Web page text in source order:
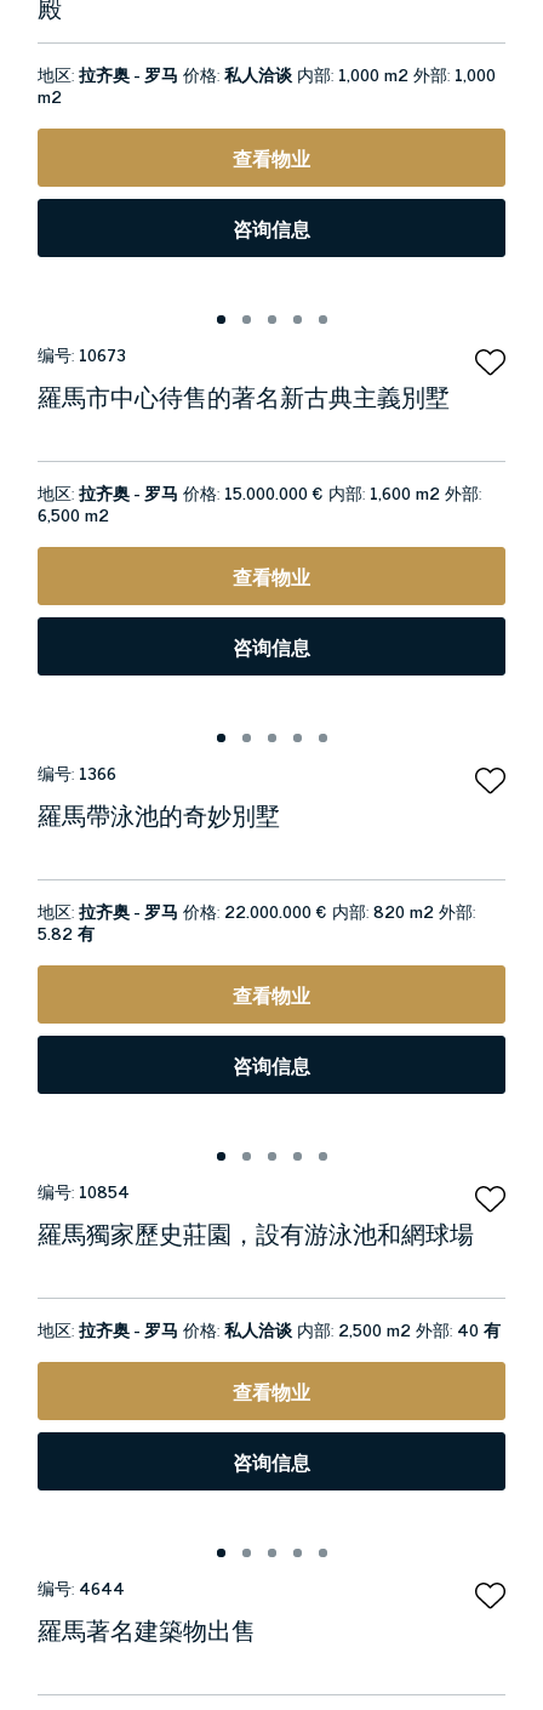
殿
地区:拉齐奥 - 罗马 价格:私人洽谈 内部: 1,000 m2外部: 1,000
m2
查看物业
咨询信息
编号: 10673
羅馬市中心待售的著名新古典主義別墅
地区:拉齐奥 - 罗马 价格: 15.000.000 € 内部: 1,600 m2外部:
6,500 m2
查看物业
咨询信息
编号: 1366
羅馬帶泳池的奇妙別墅
地区:拉齐奥 - 罗马 价格: 22.000.000 € 内部:820 m2外部:
5.82 有
查看物业
咨询信息
编号: 10854
羅馬獨家歷史莊園，設有游泳池和網球場
地区:拉齐奥 - 罗马 价格:私人洽谈 内部: 2,500 m2外部: 40 有
查看物业
咨询信息
编号: 4644
羅馬著名建築物出售